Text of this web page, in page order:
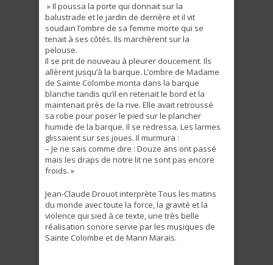
» Il poussa la porte qui donnait sur la
balustrade et le jardin de derrière et il vit
soudain l’ombre de sa femme morte qui se
tenait à ses côtés. Ils marchèrent sur la
pelouse.
Il se prit de nouveau à pleurer doucement. Ils
allèrent jusqu’à la barque. L’ombre de Madame
de Sainte Colombe monta dans la barque
blanche tandis qu’il en retenait le bord et la
maintenait près de la rive. Elle avait retroussé
sa robe pour poser le pied sur le plancher
humide de la barque. Il se redressa. Les larmes
glissaient sur ses joues. Il murmura :
– Je ne sais comme dire : Douze ans ont passé
mais les draps de notre lit ne sont pas encore
froids. »
Jean-Claude Drouot interprète Tous les matins
du monde avec toute la force, la gravité et la
violence qui sied à ce texte, une très belle
réalisation sonore servie par les musiques de
Sainte Colombe et de Marin Marais.